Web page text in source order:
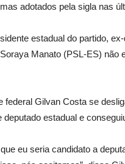
adotados pela sigla nas
estadual do partido,
Manato (PSL-ES) não
federal Gilvan Costa se
estadual e
eu seria candidato a